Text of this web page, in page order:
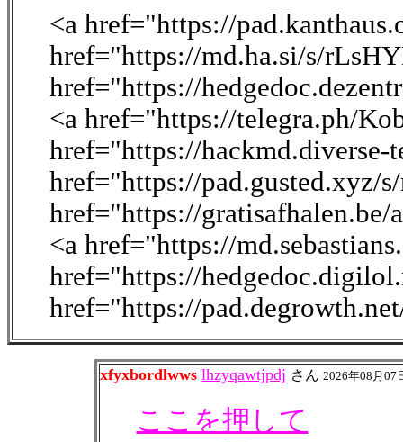
<a href="https://
href="https://md.ha.si/s/
href="https://
<a href="https://telegra.ph/
href="https://
href="https://pad.gusted.xyz/
href="https://
<a href="https://
href="https://
href="https://
xfyxbordlwws lhzyqawtjpdj さん2026年08月07
ここを押して